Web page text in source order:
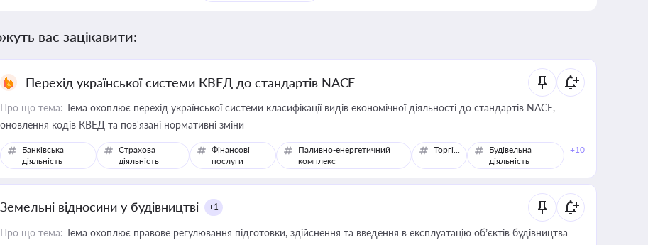
вас зацікавити:
Перехід української системи КВЕД до стандартів NACE
Про що тема: Тема охоплює перехід української системи класифікації видів економічної діяльності до стандартів NACE,
оновлення кодів КВЕД та пов'язані нормативні зміни
Банківська
діяльність
Страхова
діяльність
Фінансові
послуги
Паливно-енергетичний
комплекс
Торгівля
Будівельна
діяльність
+10
Земельні відносини у будівництві +1
Про що тема: Тема охоплює правове регулювання підготовки, здійснення та введення в експлуатацію об’єктів будівництва